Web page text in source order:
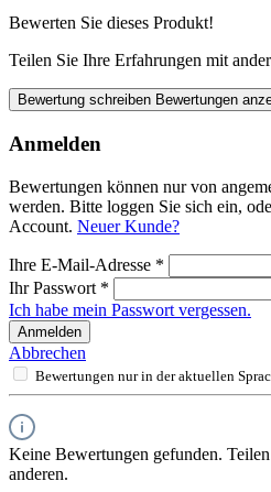
Teilen Sie Ihre Erfahrungen mit
Bewertung schreibenBewertungen
Anmelden
Bewertungen können nur von
Account.Neuer Kunde?
Ihre E-Mail-Adresse*
Ich habe mein Passwort vergessen.
Anmelden
Abbrechen
Bewertungen nur in der aktuellen
Keine Bewertungen gefunden.
anderen.